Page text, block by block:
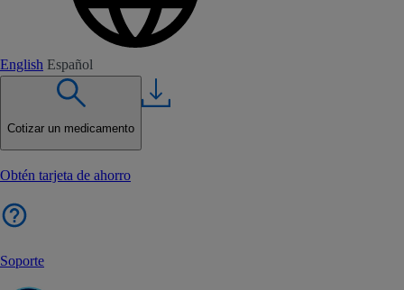
English Español
Cotizar un medicamento
Obtén tarjeta de ahorro
Soporte